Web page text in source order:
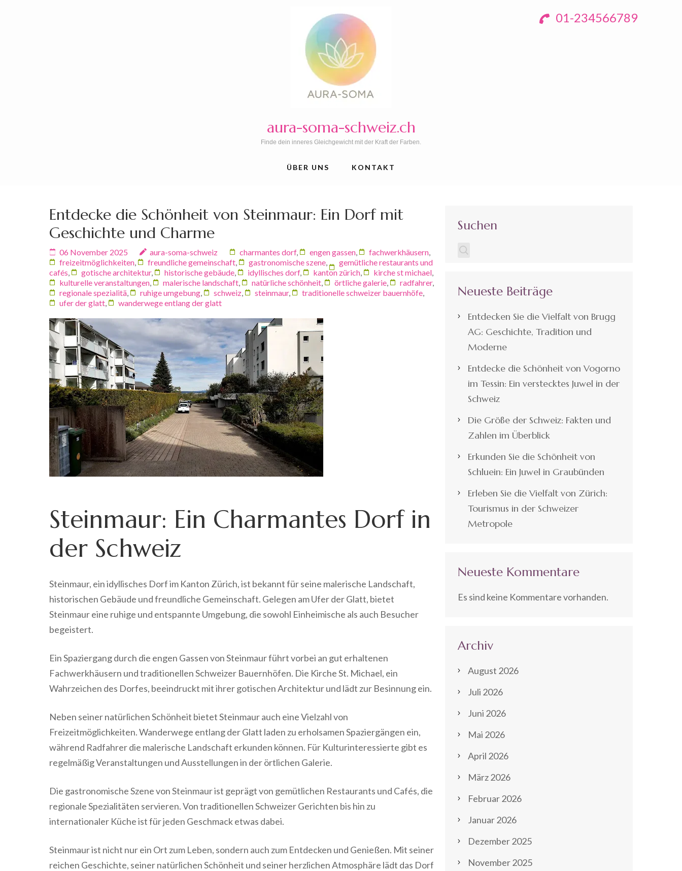
01-234566789
aura-soma-schweiz.ch
Finde dein inneres Gleichgewicht mit der Kraft der Farben.
ÜBER UNS KONTAKT
Entdecke die Schönheit von Steinmaur: Ein Dorf mit
Geschichte und Charme
06 November 2025 aura-soma-schweiz charmantes dorf, engen gassen fachwerkhäusern
freizeitmöglichkeiten
freundliche gemeinschaft gastronomische szene
gemütliche restaurants und
cafés
gotische architektur, historische gebäude idyllisches dorf, kanton zürich kirche st michael
kulturelle veranstaltungen
malerische landschaft natürliche schönheit örtliche galerie radfahrer,
regionale spezialitä
ruhige umgebung schweiz steinmaur, traditionelle schweizer bauernhöfe
ufer der glatt
wanderwege entlang der glatt
Steinmaur: Ein Charmantes Dorf in
der Schweiz
Steinmaur, ein idyllisches Dorf im Kanton Zürich, ist bekannt für seine malerische Landschaft,
historischen Gebäude und freundliche Gemeinschaft. Gelegen am Ufer der Glatt, bietet
Steinmaur eine ruhige und entspannte Umgebung, die sowohl Einheimische als auch Besucher
begeistert.
Ein Spaziergang durch die engen Gassen von Steinmaur führt vorbei an gut erhaltenen
Fachwerkhäusern und traditionellen Schweizer Bauernhöfen. Die Kirche St. Michael, ein
Wahrzeichen des Dorfes, beeindruckt mit ihrer gotischen Architektur und lädt zur Besinnung ein.
Neben seiner natürlichen Schönheit bietet Steinmaur auch eine Vielzahl von
Freizeitmöglichkeiten. Wanderwege entlang der Glatt laden zu erholsamen Spaziergängen ein,
während Radfahrer die malerische Landschaft erkunden können. Für Kulturinteressierte gibt es
regelmäßig Veranstaltungen und Ausstellungen in der örtlichen Galerie.
Die gastronomische Szene von Steinmaur ist geprägt von gemütlichen Restaurants und Cafés, die
regionale Spezialitäten servieren. Von traditionellen Schweizer Gerichten bis hin zu
internationaler Küche ist für jeden Geschmack etwas dabei.
Steinmaur ist nicht nur ein Ort zum Leben, sondern auch zum Entdecken und Genießen. Mit seiner
reichen Geschichte, seiner natürlichen Schönheit und seiner herzlichen Atmosphäre lädt das Dorf
Suchen
Neueste Beiträge
Entdecken Sie die Vielfalt von Brugg
AG: Geschichte, Tradition und
Moderne
Entdecke die Schönheit von Vogorno
im Tessin: Ein verstecktes Juwel in der
Schweiz
Die Größe der Schweiz: Fakten und
Zahlen im Überblick
Erkunden Sie die Schönheit von
Schluein: Ein Juwel in Graubünden
Erleben Sie die Vielfalt von Zürich:
Tourismus in der Schweizer
Metropole
Neueste Kommentare
Es sind keine Kommentare vorhanden.
Archiv
August 2026
Juli 2026
Juni 2026
Mai 2026
April 2026
März 2026
Februar 2026
Januar 2026
Dezember 2025
November 2025